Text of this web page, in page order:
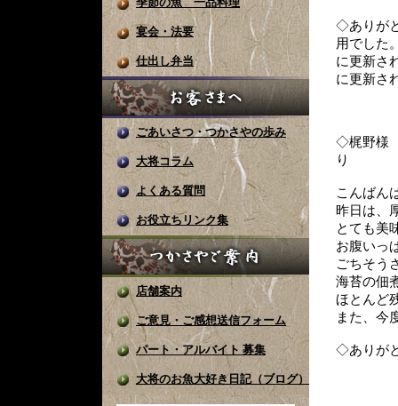
宴会・法要
仕出し弁当
ごあいさつ・つかさやの歩み
大将コラム
よくある質問
お役立ちリンク集
店舗案内
ご意見・ご感想送信フォーム
パート・アルバイト 募集
大将のお魚大好き日記（ブログ）
◇ありが
用でした
に更新さ
に更新さ
◇梶野様
り
こんばん
昨日は、
とても美
お腹いっ
ごちそう
海苔の佃
ほとんど
また、今
◇ありが